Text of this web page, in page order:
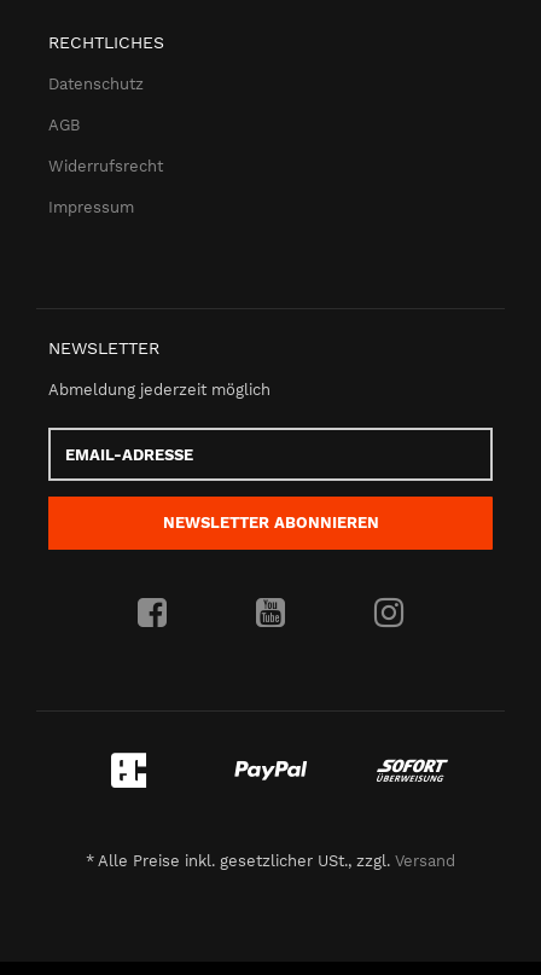
RECHTLICHES
Datenschutz
AGB
Widerrufsrecht
Impressum
NEWSLETTER
Abmeldung jederzeit möglich
Adresse
NEWSLETTER ABONNIEREN
* Alle Preise inkl. gesetzlicher USt., zzgl. Versand